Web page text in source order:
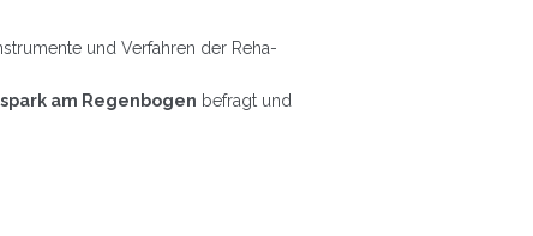
und Verfahren der Reha-
am Regenbogen befragt und